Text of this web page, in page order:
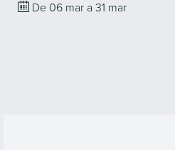
De 06 mar a 31 mar